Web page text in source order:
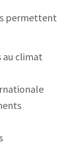
permettent
au climat